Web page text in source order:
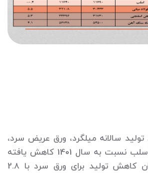
سالانه میلگرد، ورق عریض سرد،
ورق عریض گرم و اسلب نسبت به سال 1401 کاهش یافته
است. بالاترین میزان کاهش تولید برای ورق سرد با 2.8